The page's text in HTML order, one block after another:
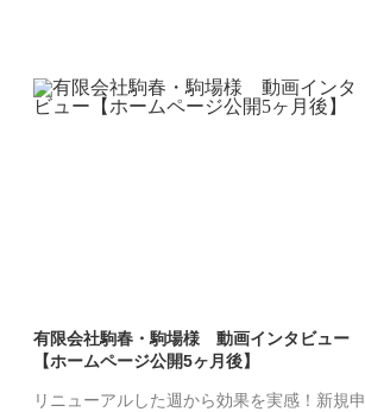
有限会社駒春・駒場様 動画インタビュー
【ホームページ公開5ヶ月後】
リニューアルした週から効果を実感！新規申